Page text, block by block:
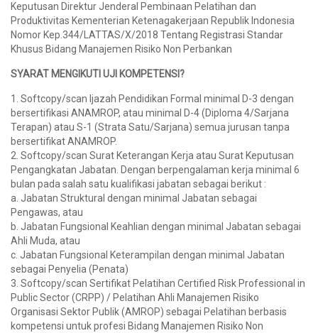
Keputusan Direktur Jenderal Pembinaan Pelatihan dan
Produktivitas Kementerian Ketenagakerjaan Republik Indonesia
Nomor Kep.344/LATTAS/X/2018 Tentang Registrasi Standar
Khusus Bidang Manajemen Risiko Non Perbankan
SYARAT MENGIKUTI UJI KOMPETENSI?
1. Softcopy/scan Ijazah Pendidikan Formal minimal D-3 dengan
bersertifikasi ANAMROP, atau minimal D-4 (Diploma 4/Sarjana
Terapan) atau S-1 (Strata Satu/Sarjana) semua jurusan tanpa
bersertifikat ANAMROP.
2. Softcopy/scan Surat Keterangan Kerja atau Surat Keputusan
Pengangkatan Jabatan. Dengan berpengalaman kerja minimal 6
bulan pada salah satu kualifikasi jabatan sebagai berikut :
a. Jabatan Struktural dengan minimal Jabatan sebagai
Pengawas, atau
b. Jabatan Fungsional Keahlian dengan minimal Jabatan sebagai
Ahli Muda, atau
c. Jabatan Fungsional Keterampilan dengan minimal Jabatan
sebagai Penyelia (Penata)
3. Softcopy/scan Sertifikat Pelatihan Certified Risk Professional in
Public Sector (CRPP) / Pelatihan Ahli Manajemen Risiko
Organisasi Sektor Publik (AMROP) sebagai Pelatihan berbasis
kompetensi untuk profesi Bidang Manajemen Risiko Non